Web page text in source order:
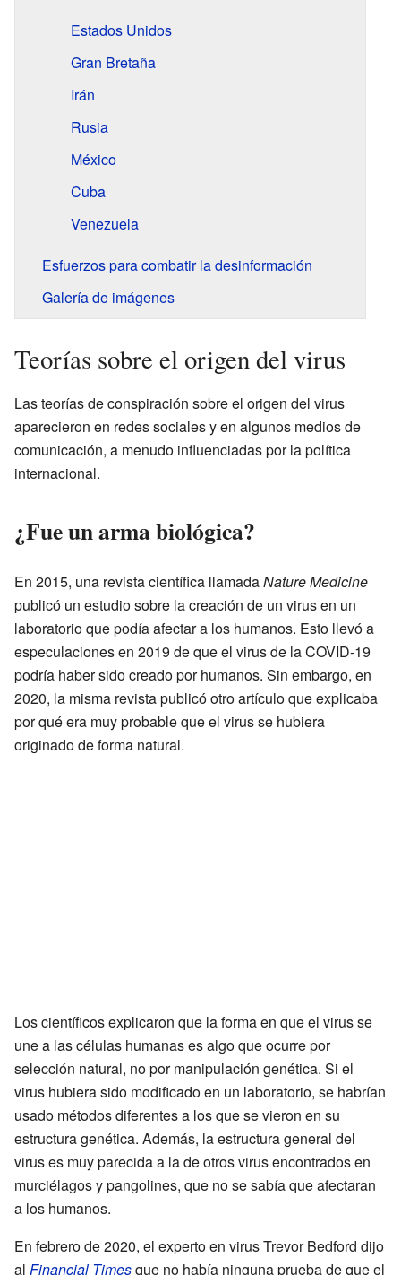
Estados Unidos
Gran Bretaña
Irán
Rusia
México
Cuba
Venezuela
Esfuerzos para combatir la desinformación
Galería de imágenes
Teorías sobre el origen del virus
Las teorías de conspiración sobre el origen del virus
aparecieron en redes sociales y en algunos medios de
comunicación, a menudo influenciadas por la política
internacional.
¿Fue un arma biológica?
En 2015, una revista científica llamadaNature Medicine
publicó un estudio sobre la creación de un virus en un
laboratorio que podía afectar a los humanos. Esto llevó a
especulaciones en 2019 de que el virus de la COVID-19
podría haber sido creado por humanos. Sin embargo, en
2020, la misma revista publicó otro artículo que explicaba
por qué era muy probable que el virus se hubiera
originado de forma natural.
Los científicos explicaron que la forma en que el virus se
une a las células humanas es algo que ocurre por
selección natural, no por manipulación genética. Si el
virus hubiera sido modificado en un laboratorio, se habrían
usado métodos diferentes a los que se vieron en su
estructura genética. Además, la estructura general del
virus es muy parecida a la de otros virus encontrados en
murciélagos y pangolines, que no se sabía que afectaran
a los humanos.
En febrero de 2020, el experto en virus Trevor Bedford dijo
al Financial Timesque no había ninguna prueba de que el